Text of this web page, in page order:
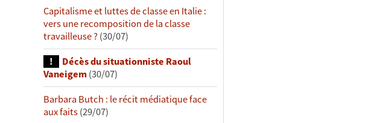
Capitalisme et luttes de classe en Italie :
vers une recomposition de la classe
travailleuse ?(30/07)
Décès du situationniste Raoul
Vaneigem(30/07)
Barbara Butch : le récit médiatique face
aux faits(29/07)